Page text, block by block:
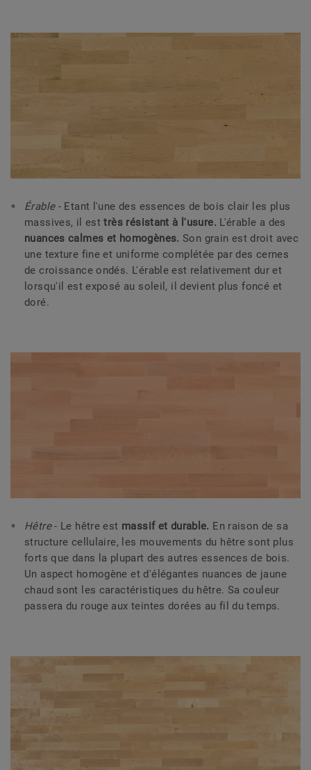
Érable - Etant l'une des essences de bois clair les plus
massives, il esttrès résistant à l'usure. L'érable a des
nuances calmes et homogènes. Son grain est droit avec
une texture fine et uniforme complétée par des cernes
de croissance ondés. L'érable est relativement dur et
lorsqu'il est exposé au soleil, il devient plus foncé et
doré.
Hêtre- Le hêtre est massif et durable. En raison de sa
structure cellulaire, les mouvements du hêtre sont plus
forts que dans la plupart des autres essences de bois.
Un aspect homogène et d'élégantes nuances de jaune
chaud sont les caractéristiques du hêtre. Sa couleur
passera du rouge aux teintes dorées au fil du temps.